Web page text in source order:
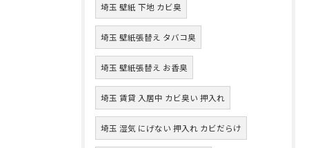
埼玉 壁紙 下地 カビ臭
埼玉 壁紙張替え タバコ臭
埼玉 壁紙張替え お香臭
埼玉 賃貸 入居中 カビ臭い 押入れ
埼玉 湿気 にげない 押入れ カビだらけ